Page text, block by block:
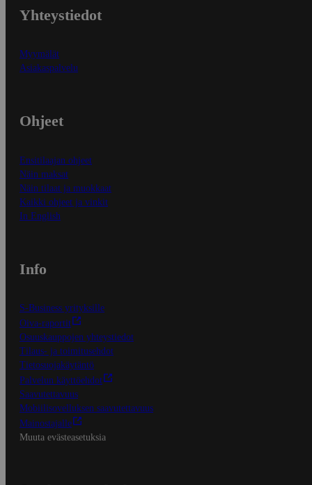
Yhteystiedot
Myymälät
Asiakaspalvelu
Ohjeet
Ensitilaajan ohjeet
Näin maksat
Näin tilaat ja muokkaat
Kaikki ohjeet ja vinkit
In English
Info
S-Business yrityksille
Oiva-raportit
Osuuskauppojen yhteystiedot
Tilaus- ja toimitusehdot
Tietosuojakäytäntö
Palvelun käyttöehdot
Saavutettavuus
Mobiilisovelluksen saavutettavuus
Mainostajalle
Muuta evästeasetuksia